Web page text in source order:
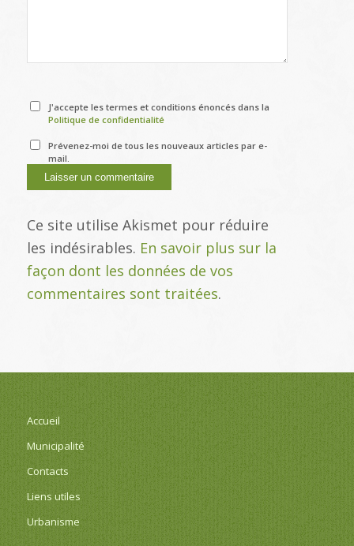
J'accepte les termes et conditions énoncés dans la
Politique de confidentialité
Prévenez-moi de tous les nouveaux articles par e-
mail.
Ce site utilise Akismet pour réduire
les indésirables. En savoir plus sur la
façon dont les données de vos
commentaires sont traitées.
Accueil
Municipalité
Contacts
Liens utiles
Urbanisme